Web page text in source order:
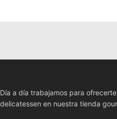
Día a día trabajamos para
delicatessen en nuestra tienda